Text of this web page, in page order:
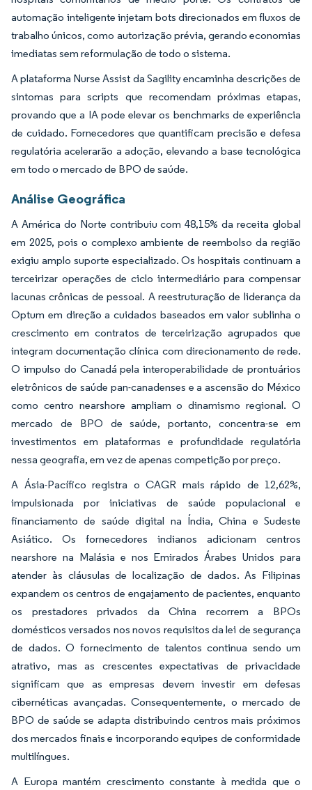
automação inteligente injetam bots direcionados em fluxos de
trabalho únicos, como autorização prévia, gerando economias
imediatas sem reformulação de todo o sistema.
A plataforma Nurse Assist da Sagility encaminha descrições de
sintomas para scripts que recomendam próximas etapas,
provando que a IA pode elevar os benchmarks de experiência
de cuidado. Fornecedores que quantificam precisão e defesa
regulatória acelerarão a adoção, elevando a base tecnológica
em todo o mercado de BPO de saúde.
Análise Geográfica
A América do Norte contribuiu com 48,15% da receita global
em 2025, pois o complexo ambiente de reembolso da região
exigiu amplo suporte especializado. Os hospitais continuam a
terceirizar operações de ciclo intermediário para compensar
lacunas crônicas de pessoal. A reestruturação de liderança da
Optum em direção a cuidados baseados em valor sublinha o
crescimento em contratos de terceirização agrupados que
integram documentação clínica com direcionamento de rede.
O impulso do Canadá pela interoperabilidade de prontuários
eletrônicos de saúde pan-canadenses e a ascensão do México
como centro nearshore ampliam o dinamismo regional. O
mercado de BPO de saúde, portanto, concentra-se em
investimentos em plataformas e profundidade regulatória
nessa geografia, em vez de apenas competição por preço.
A Ásia-Pacífico registra o CAGR mais rápido de 12,62%,
impulsionada por iniciativas de saúde populacional e
financiamento de saúde digital na Índia, China e Sudeste
Asiático. Os fornecedores indianos adicionam centros
nearshore na Malásia e nos Emirados Árabes Unidos para
atender às cláusulas de localização de dados. As Filipinas
expandem os centros de engajamento de pacientes, enquanto
os prestadores privados da China recorrem a BPOs
domésticos versados nos novos requisitos da lei de segurança
de dados. O fornecimento de talentos continua sendo um
atrativo, mas as crescentes expectativas de privacidade
significam que as empresas devem investir em defesas
cibernéticas avançadas. Consequentemente, o mercado de
BPO de saúde se adapta distribuindo centros mais próximos
dos mercados finais e incorporando equipes de conformidade
multilíngues.
A Europa mantém crescimento constante à medida que o